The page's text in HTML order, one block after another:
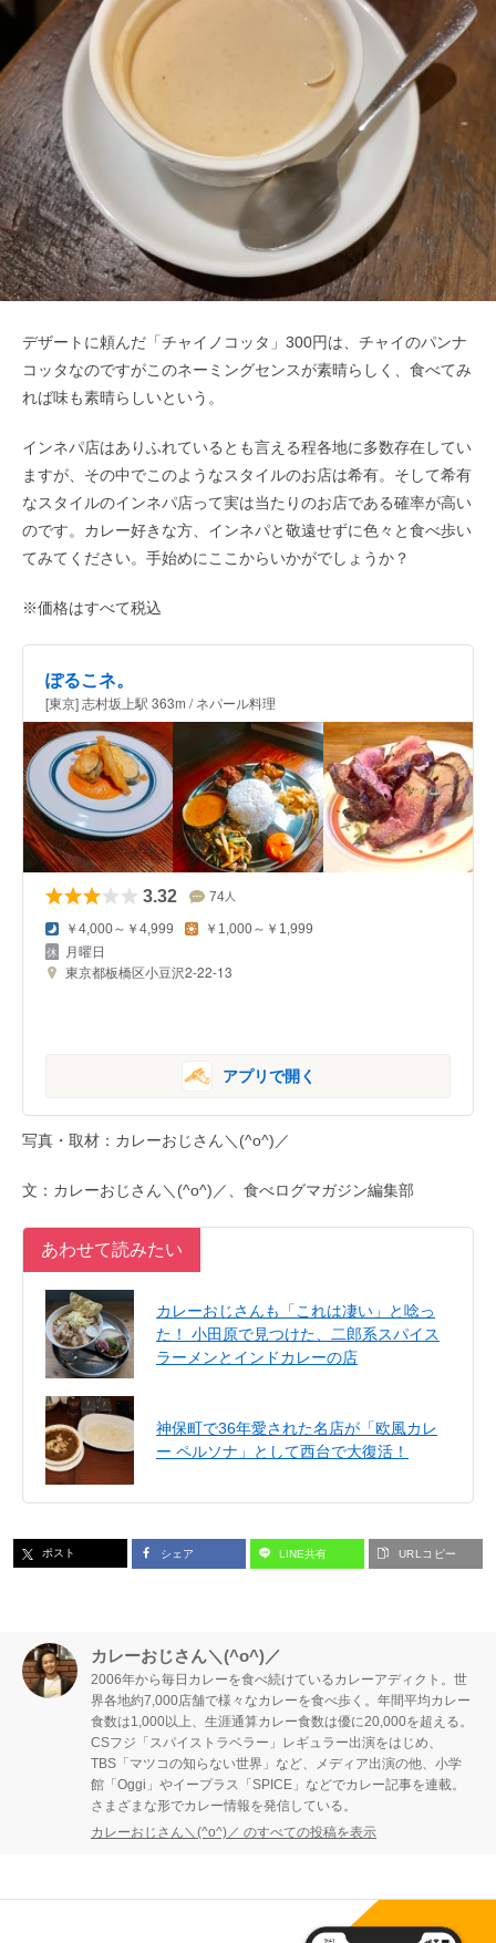
デザートに頼んだ「チャイノコッタ」300円は、チャイのパンナ
コッタなのですがこのネーミングセンスが素晴らしく、食べてみ
れば味も素晴らしいという。
インネパ店はありふれているとも言える程各地に多数存在してい
ますが、その中でこのようなスタイルのお店は希有。そして希有
なスタイルのインネパ店って実は当たりのお店である確率が高い
のです。カレー好きな方、インネパと敬遠せずに色々と食べ歩い
てみてください。手始めにここからいかがでしょうか？
※価格はすべて税込
ぽるこネ。
[東京] 志村坂上駅 363m / ネパール料理
3.32 74人
￥4,000～￥4,999 ￥1,000～￥1,999
月曜日
東京都板橋区小豆沢2-22-13
アプリで開く
写真・取材：カレーおじさん＼(^o^)／
文：カレーおじさん＼(^o^)／、食べログマガジン編集部
あわせて読みたい
カレーおじさんも「これは凄い」と唸っ
た！ 小田原で見つけた、二郎系スパイス
ラーメンとインドカレーの店
神保町で36年愛された名店が「欧風カレ
ー ペルソナ」として西台で大復活！
ポスト シェア LINE共有 URLコピー
カレーおじさん＼(^o^)／
2006年から毎日カレーを食べ続けているカレーアディクト。世
界各地約7,000店舗で様々なカレーを食べ歩く。年間平均カレー
食数は1,000以上、生涯通算カレー食数は優に20,000を超える。
CSフジ「スパイストラベラー」レギュラー出演をはじめ、
TBS「マツコの知らない世界」など、メディア出演の他、小学
館「Oggi」やイープラス「SPICE」などでカレー記事を連載。
さまざまな形でカレー情報を発信している。
カレーおじさん＼(^o^)／ のすべての投稿を表示